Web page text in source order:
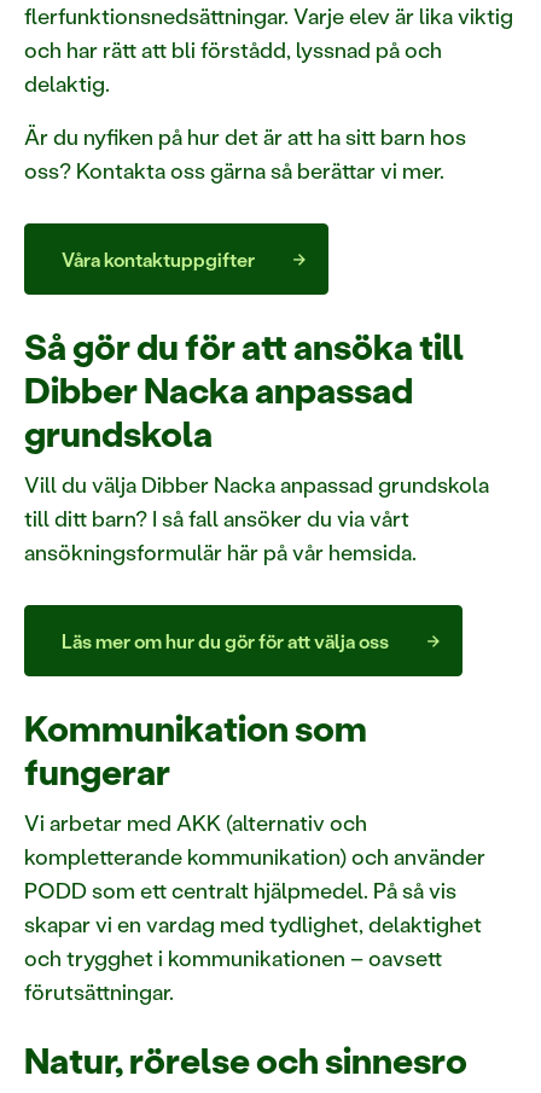
flerfunktionsnedsättningar. Varje elev är lika viktig
och har rätt att bli förstådd, lyssnad på och
delaktig.
Är du nyfiken på hur det är att ha sitt barn hos
oss? Kontakta oss gärna så berättar vi mer.
Våra kontaktuppgifter
Så gör du för att ansöka till
Dibber Nacka anpassad
grundskola
Vill du välja Dibber Nacka anpassad grundskola
till ditt barn? I så fall ansöker du via vårt
ansökningsformulär här på vår hemsida.
Läs mer om hur du gör för att välja oss
Kommunikation som
fungerar
Vi arbetar med AKK (alternativ och
kompletterande kommunikation) och använder
PODD som ett centralt hjälpmedel. På så vis
skapar vi en vardag med tydlighet, delaktighet
och trygghet i kommunikationen – oavsett
förutsättningar.
Natur, rörelse och sinnesro